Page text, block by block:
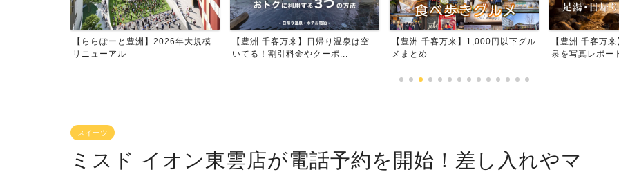
【豊洲 千客万来】日帰り温泉は空
いてる！割引料金やクーポ...
【豊洲 千客万来】1,000円以下グル
メまとめ
【豊洲 千客万来】足湯・日帰り温
泉を写真レポート
【豊洲 千客万
場」で食べ歩き
スイーツ
ミスド イオン東雲店が電話予約を開始！差し入れやマ